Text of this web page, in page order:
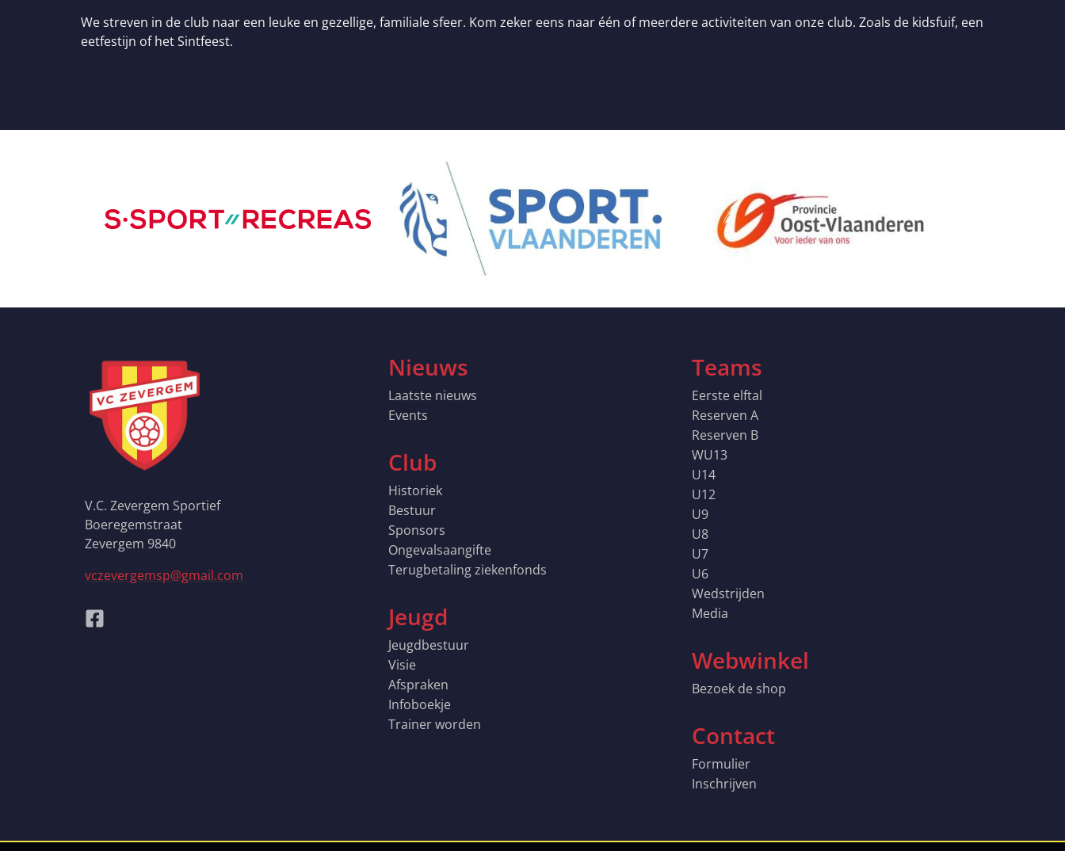
We streven in de club naar een leuke en gezellige, familiale sfeer. Kom zeker eens naar één of meerdere activiteiten van onze club. Zoals de kidsfuif, een
eetfestijn of het Sintfeest.
V.C. Zevergem Sportief
Boeregemstraat
Zevergem 9840
vczevergemsp@gmail.com
Nieuws
Laatste nieuws
Events
Club
Historiek
Bestuur
Sponsors
Ongevalsaangifte
Terugbetaling ziekenfonds
Jeugd
Jeugdbestuur
Visie
Afspraken
Infoboekje
Trainer worden
Teams
Eerste elftal
Reserven A
Reserven B
WU13
U14
U12
U9
U8
U7
U6
Wedstrijden
Media
Webwinkel
Bezoek de shop
Contact
Formulier
Inschrijven